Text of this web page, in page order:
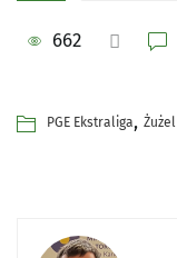
662
PGE Ekstraliga, Żużel